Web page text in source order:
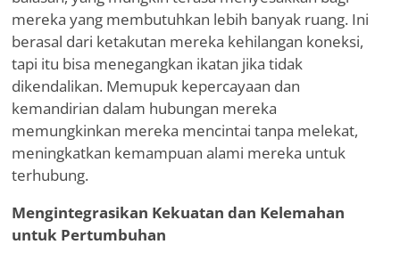
mereka yang membutuhkan lebih banyak ruang. Ini
berasal dari ketakutan mereka kehilangan koneksi,
tapi itu bisa menegangkan ikatan jika tidak
dikendalikan. Memupuk kepercayaan dan
kemandirian dalam hubungan mereka
memungkinkan mereka mencintai tanpa melekat,
meningkatkan kemampuan alami mereka untuk
terhubung.
Mengintegrasikan Kekuatan dan Kelemahan
untuk Pertumbuhan